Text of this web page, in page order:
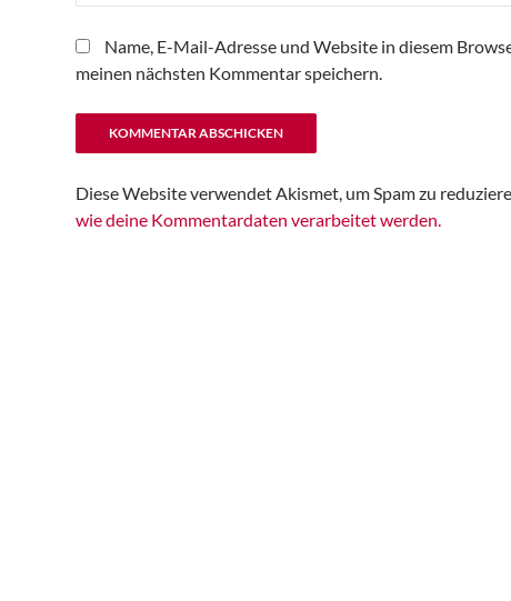
Name, E-Mail-Adresse und Website in diesem
meinen nächsten Kommentar speichern.
Diese Website verwendet Akismet, um Spam zu
wie deine Kommentardaten verarbeitet werden.